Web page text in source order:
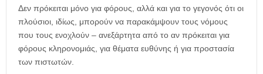
Δεν πρόκειται μόνο για φόρους, αλλά και για το γεγονός ότι οι
πλούσιοι, ιδίως, μπορούν να παρακάμψουν τους νόμους
που τους ενοχλούν – ανεξάρτητα από το αν πρόκειται για
φόρους κληρονομιάς, για θέματα ευθύνης ή για προστασία
των πιστωτών.